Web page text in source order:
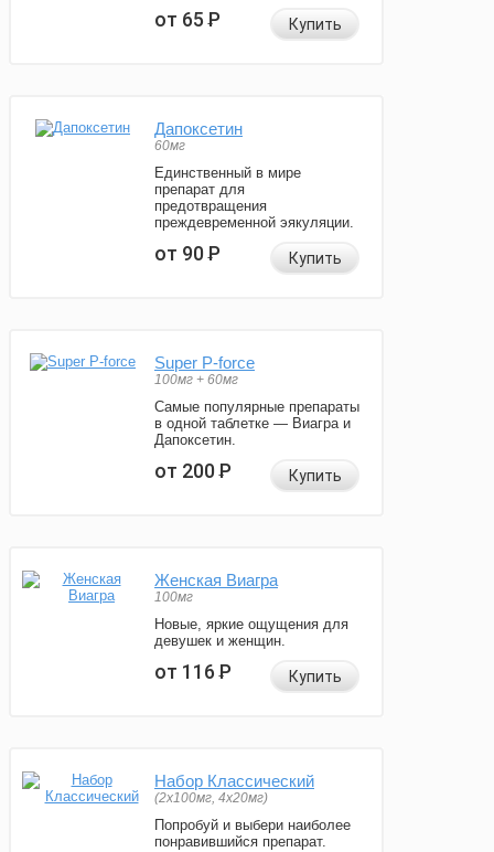
от 65Р Купить
Дапоксетин
60мг
Единственный в мире
препарат для
предотвращения
преждевременной эякуляции.
от 90Р Купить
Super P-force
100мг + 60мг
Самые популярные препараты
в одной таблетке — Виагра и
Дапоксетин.
от 200Р Купить
Женская Виагра
100мг
Новые, яркие ощущения для
девушек и женщин.
от 116Р Купить
Набор Классический
(2x100мг, 4x20мг)
Попробуй и выбери наиболее
понравившийся препарат.